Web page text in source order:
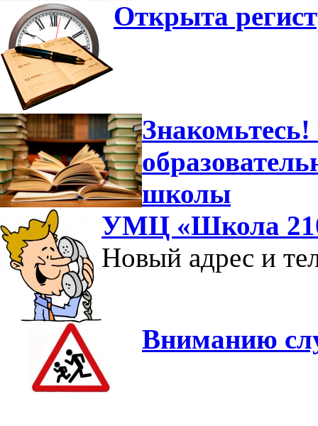
Открыта
школы
УМЦ «Школа
Новый адрес и
Вниманию